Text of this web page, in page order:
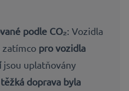
podle CO₂: Vozidla
zatímco pro vozidla
jsou uplatňovány
těžká doprava byla